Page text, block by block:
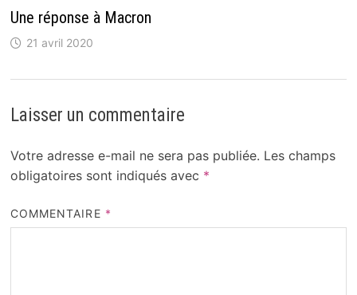
Une réponse à Macron
21 avril 2020
Laisser un commentaire
Votre adresse e-mail ne sera pas publiée. Les champs
obligatoires sont indiqués avec *
COMMENTAIRE *